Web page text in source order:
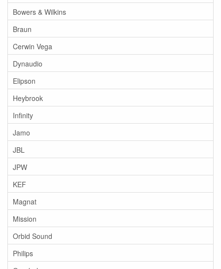
Bowers & Wilkins
Braun
Cerwin Vega
Dynaudio
Elipson
Heybrook
Infinity
Jamo
JBL
JPW
KEF
Magnat
Mission
Orbid Sound
Philips